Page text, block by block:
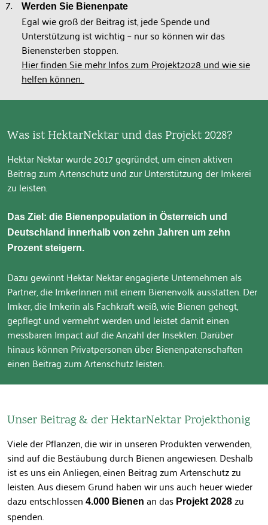
Werden Sie Bienenpate
Egal wie groß der Beitrag ist, jede Spende und
Unterstützung ist wichtig – nur so können wir das
Bienensterben stoppen.
Hier finden Sie mehr Infos zum Projekt2028 und wie sie
helfen können.
Was ist HektarNektar und das Projekt 2028?
Hektar Nektar wurde 2017 gegründet, um einen aktiven
Beitrag zum Artenschutz und zur Unterstützung der Imkerei
zu leisten.
Das Ziel: die Bienenpopulation in Österreich und
Deutschland innerhalb von zehn Jahren um zehn
Prozent steigern.
Dazu gewinnt Hektar Nektar engagierte Unternehmen als
Partner, die ImkerInnen mit einem Bienenvolk ausstatten. Der
Imker, die Imkerin als Fachkraft weiß, wie Bienen gehegt,
gepflegt und vermehrt werden und leistet damit einen
messbaren Impact auf die Anzahl der Insekten. Darüber
hinaus können Privatpersonen über Bienenpatenschaften
einen Beitrag zum Artenschutz leisten.
Unser Beitrag & der HektarNektar Projekthonig
Viele der Pflanzen, die wir in unseren Produkten verwenden,
sind auf die Bestäubung durch Bienen angewiesen. Deshalb
ist es uns ein Anliegen, einen Beitrag zum Artenschutz zu
leisten. Aus diesem Grund haben wir uns auch heuer wieder
dazu entschlossen 4.000 Bienen an das Projekt 2028 zu
spenden.